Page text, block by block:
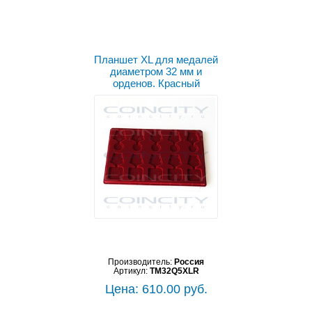
Планшет XL для медалей
диаметром 32 мм и
орденов. Красный
Производитель: Россия
Артикул: TM32Q5XLR
Цена: 610.00 руб.